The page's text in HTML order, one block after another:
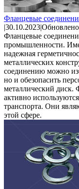
Фланцевые
|30.10.2023|
Фланцевые
промышленности.
надежная
металлических
соединению можно
но и обезопасить
металлический диск.
активно
транспорта. Они
этой сфере.